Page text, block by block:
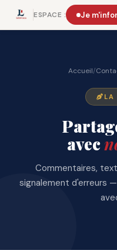
ESPACE : Je
Accueil/
LA
avec
Commentaires,
signalement d'erreurs